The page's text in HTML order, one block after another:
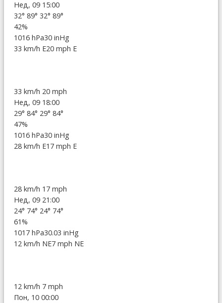
Нед, 09 15:00
32° 89° 32° 89°
42%
1016 hPa30 inHg
33 km/h E20 mph E
33 km/h 20 mph
Нед, 09 18:00
29° 84° 29° 84°
47%
1016 hPa30 inHg
28 km/h E17 mph E
28 km/h 17 mph
Нед, 09 21:00
24° 74° 24° 74°
61%
1017 hPa30.03 inHg
12 km/h NE7 mph NE
12 km/h 7 mph
Пон, 10 00:00